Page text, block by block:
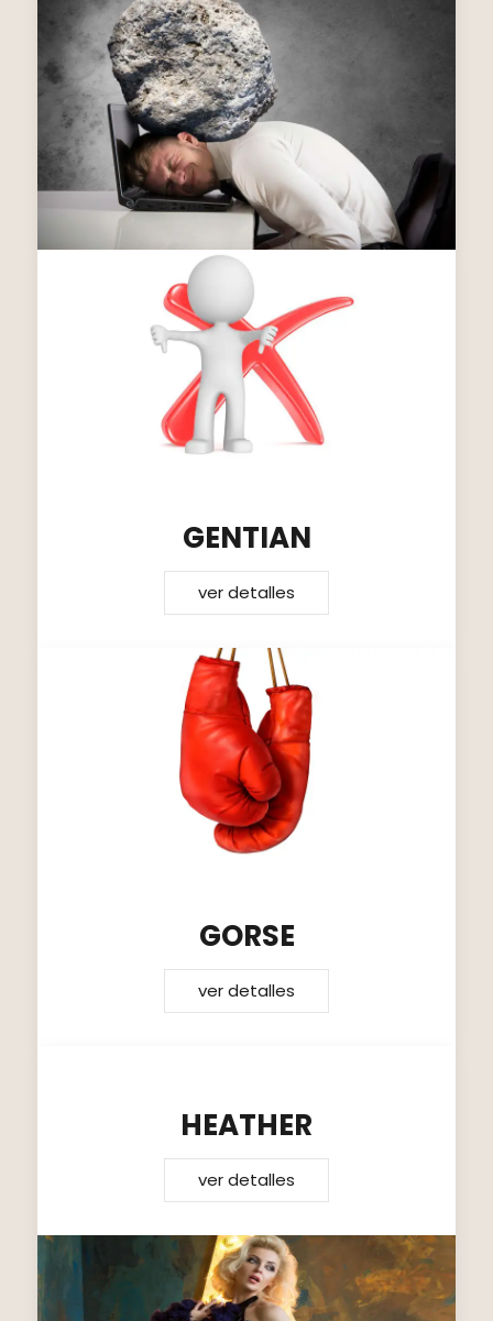
GENTIAN
ver detalles
GORSE
ver detalles
HEATHER
ver detalles